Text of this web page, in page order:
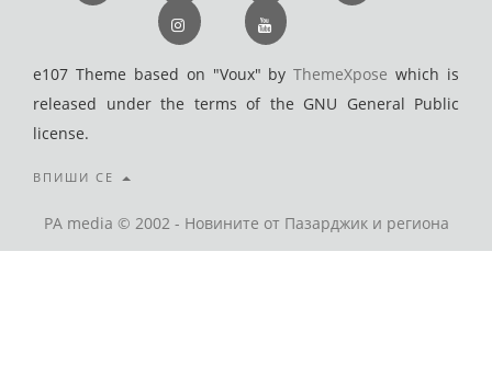
e107 Theme based on "Voux" byThemeXpose which is
released under the terms of the GNU General Public
license.
ВПИШИ СЕ
PA media © 2002 - Новините от Пазарджик и региона